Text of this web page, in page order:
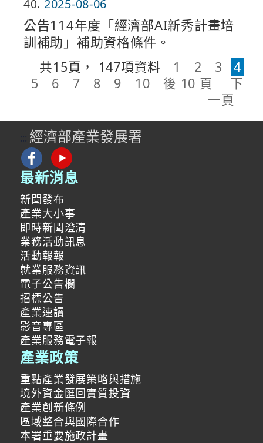
40 2025-08-06
公告114年度「經濟部AI新秀計畫培
訓補助」補助資格條件。
共15頁， 147項資料 1 2 3
4
5
6 7 8 9 10 後 10 頁
下
一頁
::: 經濟部產業發展署
最新消息
新聞發布
產業大小事
即時新聞澄清
業務活動訊息
活動報報
就業服務資訊
電子公告欄
招標公告
產業速讀
影音專區
產業服務電子報
產業政策
重點產業發展策略與措施
境外資金匯回實質投資
產業創新條例
區域整合與國際合作
本署重要施政計畫